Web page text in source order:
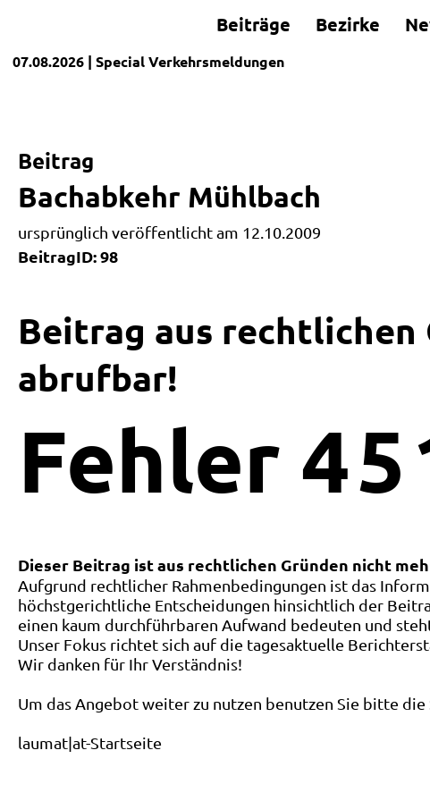
Beiträge Bezirke
07.08.2026 | SpecialVerkehrsmeldungen
Beitrag
Bachabkehr Mühlbach
ursprünglich veröffentlicht am 12.10.2009
BeitragID: 98
Beitrag aus
abrufbar!
Fehler 4 5
Dieser Beitrag ist aus rechtlichen Gründen nicht
Aufgrund rechtlicher Rahmenbedingungen ist das
höchstgerichtliche Entscheidungen hinsichtlich der
einen kaum durchführbaren Aufwand bedeuten und
Unser Fokus richtet sich auf die tagesaktuelle
Wir danken für Ihr Verständnis!
Um das Angebot weiter zu nutzen benutzen Sie bitte
laumat|at-Startseite